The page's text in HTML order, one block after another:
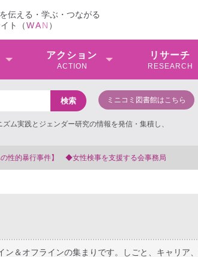
伝える・学ぶ・つながる
ト（WAN ）
アクション
ACTION
リサーチ
RESEARCH
ミニコミ図書館はこちら
ム実践とジェンダー研究の情報を発信・集積し、
【抗議文】2026年3月13日第6次男女共同参画基本
＆オフラインの集まりです。しごと、キャリア